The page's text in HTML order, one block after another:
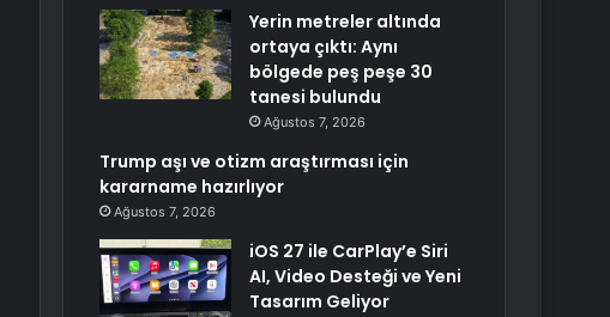
Yerin metreler altında
ortaya çıktı: Aynı
bölgede peş peşe 30
tanesi bulundu
Ağustos 7, 2026
Trump aşı ve otizm araştırması için
kararname hazırlıyor
Ağustos 7, 2026
iOS 27 ile CarPlay’e Siri
AI, Video Desteği ve Yeni
Tasarım Geliyor